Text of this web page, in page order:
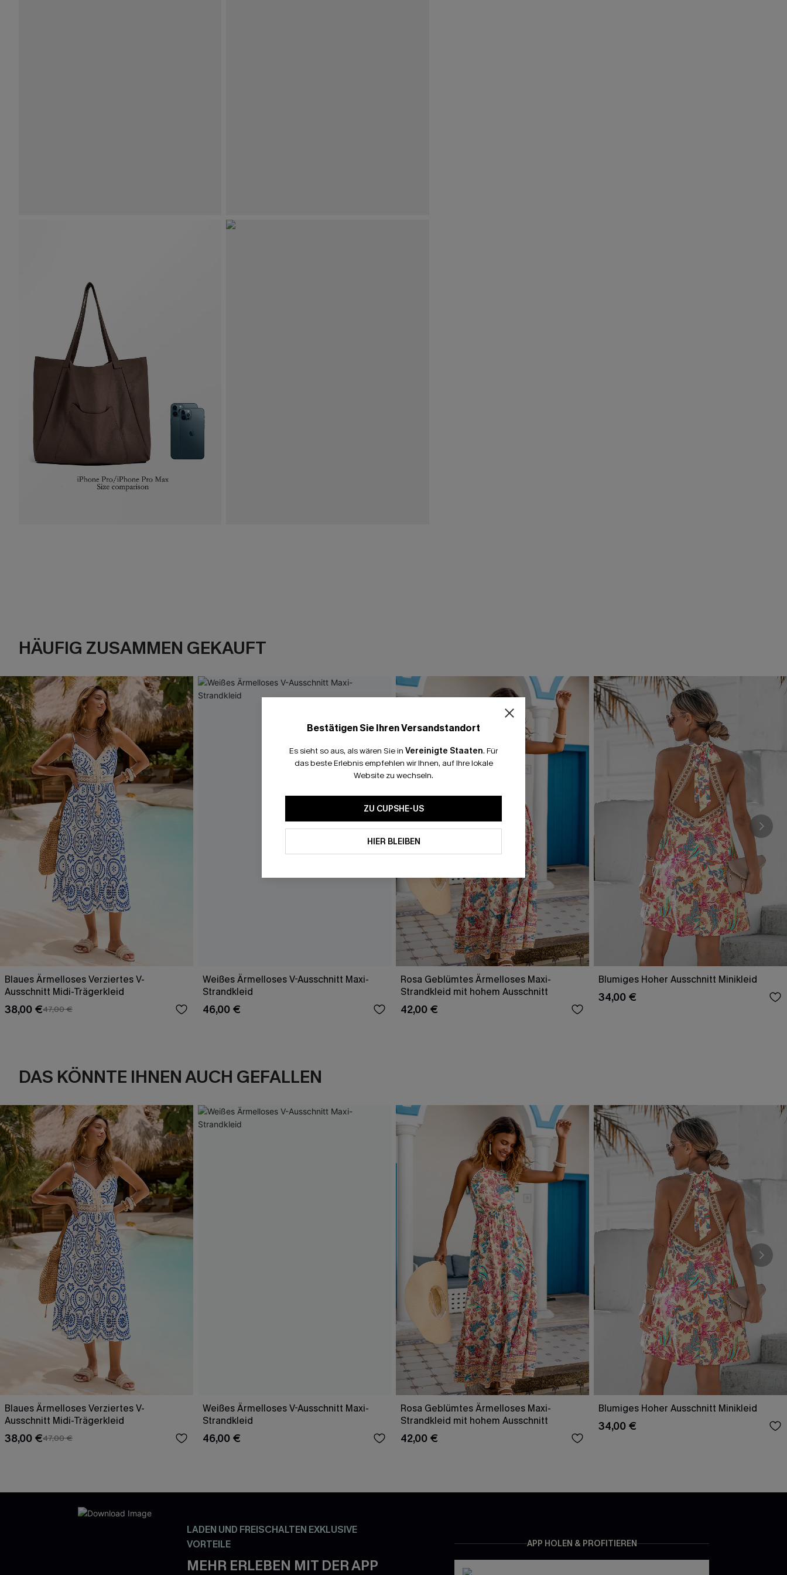
HÄUFIG ZUSAMMEN GEKAUFT
Blaues Ärmelloses Verziertes V-
Ausschnitt Midi-Trägerkleid
38,00 €47,00 €
Weißes Ärmelloses V-Ausschnitt Maxi-
Strandkleid
46,00 €
Rosa Geblümtes Ärmelloses Maxi-
Strandkleid mit hohem Ausschnitt
42,00 €
Blumiges Hoher Ausschnitt Minikleid
34,00 €
DAS KÖNNTE IHNEN AUCH GEFALLEN
Blaues Ärmelloses Verziertes V-
Ausschnitt Midi-Trägerkleid
38,00 €47,00 €
Weißes Ärmelloses V-Ausschnitt Maxi-
Strandkleid
46,00 €
Rosa Geblümtes Ärmelloses Maxi-
Strandkleid mit hohem Ausschnitt
42,00 €
Blumiges Hoher Ausschnitt Minikleid
34,00 €
LADEN UND FREISCHALTEN EXKLUSIVE
VORTEILE
MEHR ERLEBEN MIT DER APP
APP HOLEN & PROFITIEREN
Bestätigen Sie Ihren Versandstandort
Es sieht so aus, als wären Sie in Vereinigte Staaten. Für
das beste Erlebnis empfehlen wir Ihnen, auf Ihre lokale
Website zu wechseln.
ZU CUPSHE-US
HIER BLEIBEN